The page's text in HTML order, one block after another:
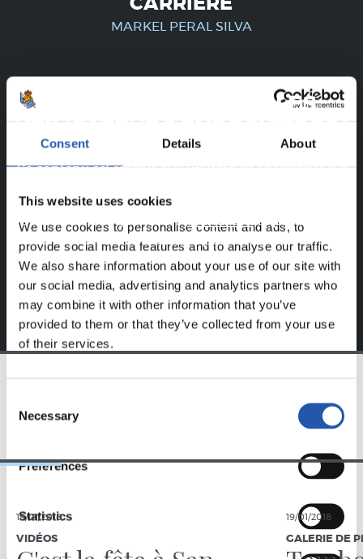
Consent Details About
This website uses cookies
We use cookies to personalise content and ads, to
provide social media features and to analyse our traffic.
We also share information about your use of our site with
our social media, advertising and analytics partners who
may combine it with other information that you’ve
provided to them or that they’ve collected from your use
of their services.
Selection
Necessary
Preferences
Statistics
CARRIÈRE
MARKEL PERAL SILVA
UNIQUEMENT POUR LES
Ce contenu est réservé aux utilisateurs enregistrés sur
S'inscrire en cliquant sur l' Identifiant
et profitez du
contenu exclusif pour vous.
19/01/2018
VIDÉOS
19/01/2018
GALERIE DE